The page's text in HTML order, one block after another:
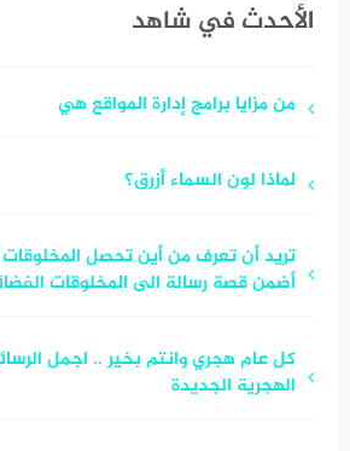
الأحدث في شاهد
من مزايا برامج إدارة المواقع هي
لماذا لون السماء أزرق؟
تريد أن تعرف من أين تحصل المخلوقات
أضمن قصة رسالة الى المخلوقات
كل عام هجري وانتم بخير .. اجمل
الهجرية الجديدة